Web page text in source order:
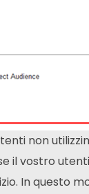
non
il vostro
In questo